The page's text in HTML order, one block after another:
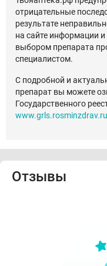
отрицательные
результате
на сайте информации и
выбором препарата
специалистом.
С подробной и
препарат вы можете
Государственного
www.grls.rosminzdrav.ru
Отзывы